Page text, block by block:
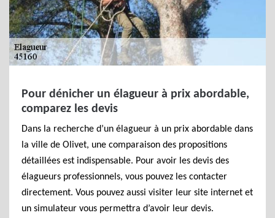
Pour dénicher un élagueur à prix abordable,
comparez les devis
Dans la recherche d’un élagueur à un prix abordable dans
la ville de Olivet, une comparaison des propositions
détaillées est indispensable. Pour avoir les devis des
élagueurs professionnels, vous pouvez les contacter
directement. Vous pouvez aussi visiter leur site internet et
un simulateur vous permettra d’avoir leur devis.